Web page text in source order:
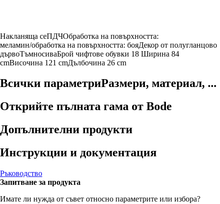
Накланяща сеПДЧOбработка на повърхността:
меламин/oбработка на повърхността: бояДекор от полугланцово
дървоТъмносиваБрой чифтове обувки 18 Ширина 84
cmВисочина 121 cmДълбочина 26 cm
Всички параметриРазмери, материал, ...
Открийте пълната гама от Bode
Допълнителни продукти
Инструкции и документация
Ръководство
Запитване за продукта
Имате ли нужда от съвет относно параметрите или избора?